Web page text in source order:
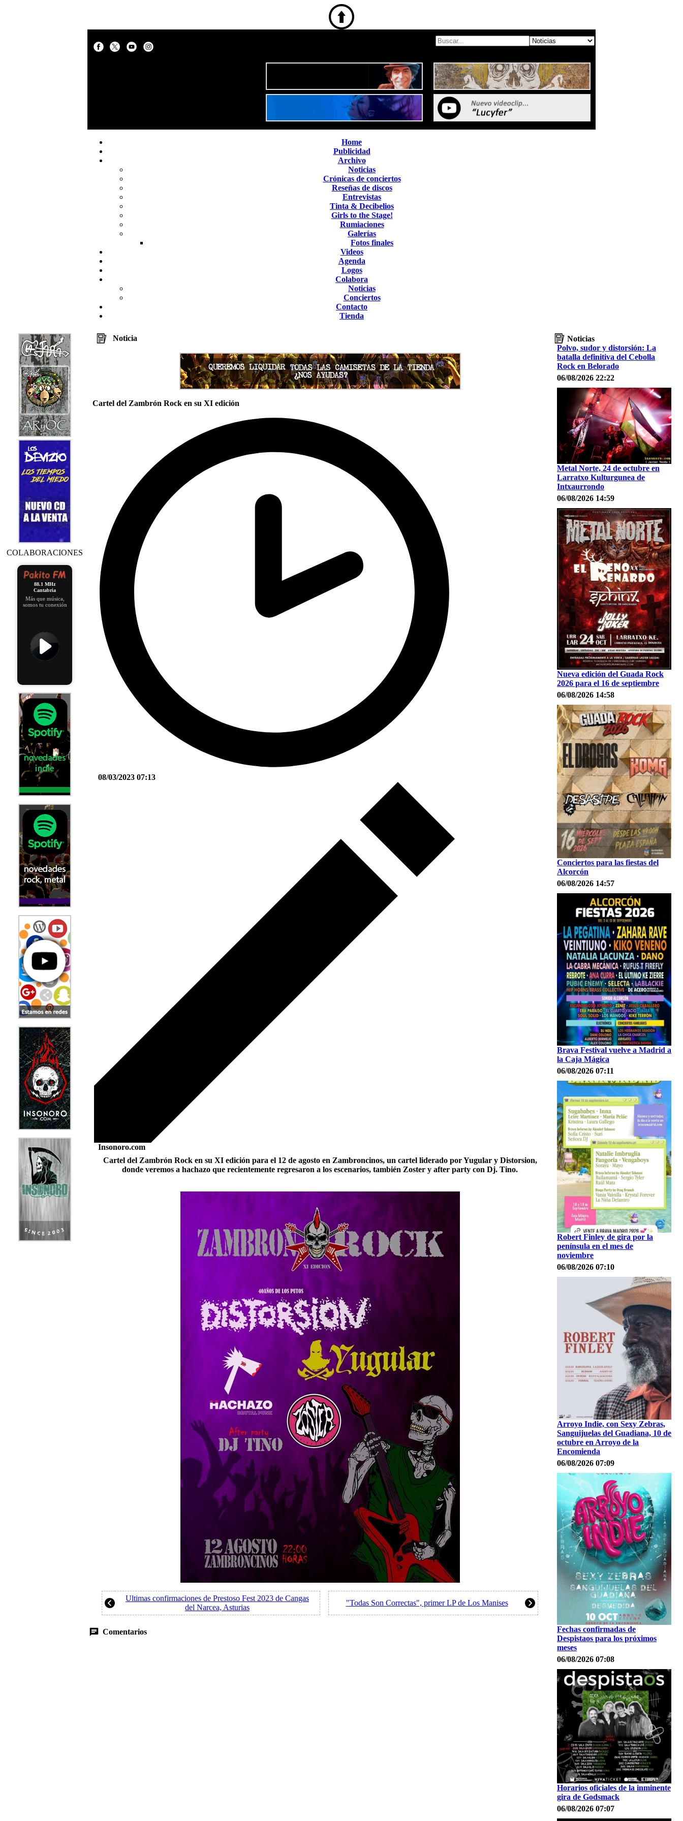
Home
Publicidad
Archivo
Noticias
Crónicas de conciertos
Reseñas de discos
Entrevistas
Tinta & Decibelios
Girls to the Stage!
Rumiaciones
Galerías
Fotos finales
Videos
Agenda
Logos
Colabora
Noticias
Conciertos
Contacto
Tienda
COLABORACIONES
88.1 MHz
Cantabria
Más que música,
somos tu conexión
Noticia
Cartel del Zambrón Rock en su XI edición
08/03/2023 07:13
Insonoro.com
Cartel del Zambrón Rock en su XI edición para el 12 de agosto en Zambroncinos, un cartel liderado por Yugular y Distorsion,
donde veremos a hachazo que recientemente regresaron a los escenarios, también Zoster y after party con Dj. Tino.
Ultimas confirmaciones de Prestoso Fest 2023 de Cangas
del Narcea, Asturias
"Todas Son Correctas", primer LP de Los Manises
Comentarios
Noticias
Polvo, sudor y distorsión: La
batalla definitiva del Cebolla
Rock en Belorado
06/08/2026 22:22
Metal Norte, 24 de octubre en
Larratxo Kulturgunea de
Intxaurrondo
06/08/2026 14:59
Nueva edición del Guada Rock
2026 para el 16 de septiembre
06/08/2026 14:58
Conciertos para las fiestas del
Alcorcón
06/08/2026 14:57
Brava Festival vuelve a Madrid a
la Caja Mágica
06/08/2026 07:11
Robert Finley de gira por la
península en el mes de
noviembre
06/08/2026 07:10
Arroyo Indie, con Sexy Zebras,
Sanguijuelas del Guadiana, 10 de
octubre en Arroyo de la
Encomienda
06/08/2026 07:09
Fechas confirmadas de
Despistaos para los próximos
meses
06/08/2026 07:08
Horarios oficiales de la inminente
gira de Godsmack
06/08/2026 07:07